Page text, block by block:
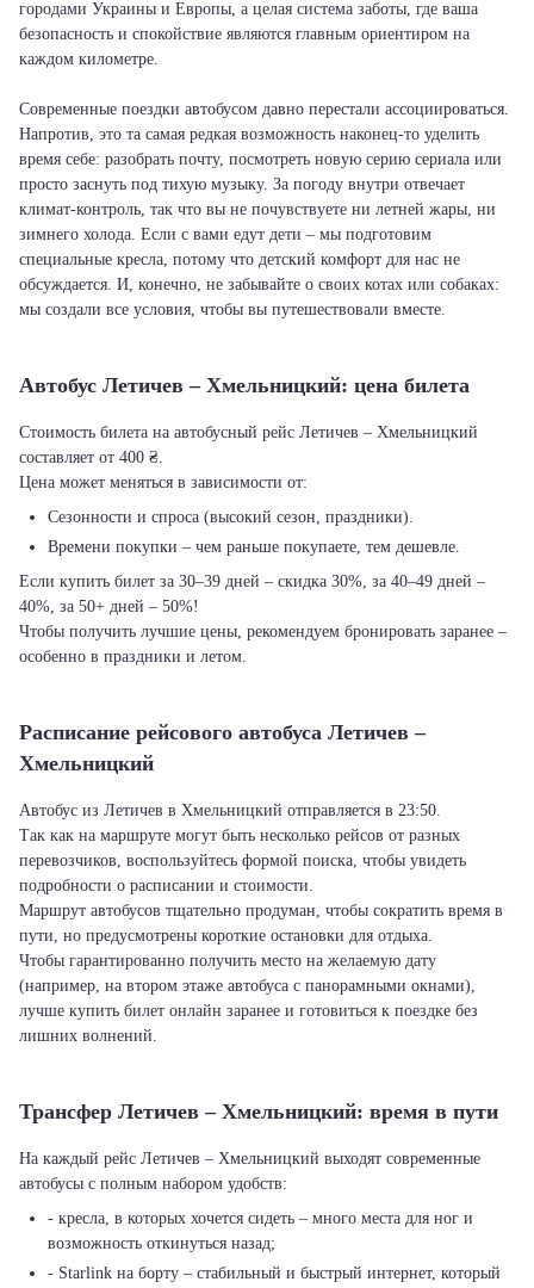
городами Украины и Европы, а целая система заботы, где ваша
безопасность и спокойствие являются главным ориентиром на
каждом километре.
Современные поездки автобусом давно перестали ассоциироваться.
Напротив, это та самая редкая возможность наконец-то уделить
время себе: разобрать почту, посмотреть новую серию сериала или
просто заснуть под тихую музыку. За погоду внутри отвечает
климат-контроль, так что вы не почувствуете ни летней жары, ни
зимнего холода. Если с вами едут дети – мы подготовим
специальные кресла, потому что детский комфорт для нас не
обсуждается. И, конечно, не забывайте о своих котах или собаках:
мы создали все условия, чтобы вы путешествовали вместе.
Автобус Летичeв – Хмельницкий: цена билета
Стоимость билета на автобусный рейс Летичeв – Хмельницкий
составляет от 400 ₴.
Цена может меняться в зависимости от:
Сезонности и спроса (высокий сезон, праздники).
Времени покупки – чем раньше покупаете, тем дешевле.
Если купить билет за 30–39 дней – скидка 30%, за 40–49 дней –
40%, за 50+ дней – 50%!
Чтобы получить лучшие цены, рекомендуем бронировать заранее –
особенно в праздники и летом.
Расписание рейсового автобуса Летичeв –
Хмельницкий
Автобус из Летичeв в Хмельницкий отправляется в 23:50.
Так как на маршруте могут быть несколько рейсов от разных
перевозчиков, воспользуйтесь формой поиска, чтобы увидеть
подробности о расписании и стоимости.
Маршрут автобусов тщательно продуман, чтобы сократить время в
пути, но предусмотрены короткие остановки для отдыха.
Чтобы гарантированно получить место на желаемую дату
(например, на втором этаже автобуса с панорамными окнами),
лучше купить билет онлайн заранее и готовиться к поездке без
лишних волнений.
Трансфер Летичeв – Хмельницкий: время в пути
На каждый рейс Летичeв – Хмельницкий выходят современные
автобусы с полным набором удобств:
- кресла, в которых хочется сидеть – много места для ног и
возможность откинуться назад;
- Starlink на борту – стабильный и быстрый интернет, который